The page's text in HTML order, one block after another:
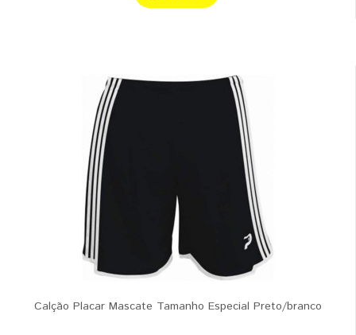
Calção Placar Mascate Tamanho Especial Preto/branco